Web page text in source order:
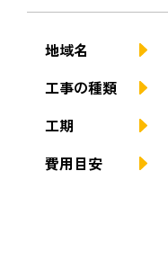
地域名
工事の種類
工期
費用目安